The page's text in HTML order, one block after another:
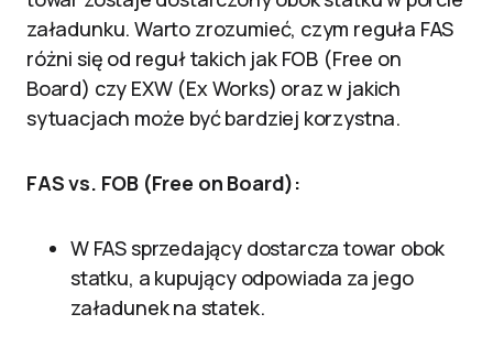
załadunku. Warto zrozumieć, czym reguła FAS
różni się od reguł takich jak FOB (Free on
Board) czy EXW (Ex Works) oraz w jakich
sytuacjach może być bardziej korzystna.
FAS vs. FOB (Free on Board):
W FAS sprzedający dostarcza towar obok
statku, a kupujący odpowiada za jego
załadunek na statek.